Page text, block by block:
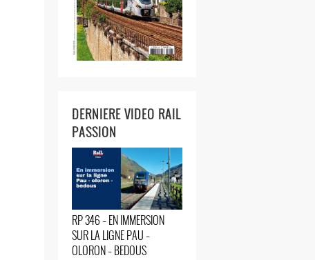
DERNIERE VIDEO RAIL
PASSION
RP 346 – EN IMMERSION
SUR LA LIGNE PAU –
OLORON – BEDOUS